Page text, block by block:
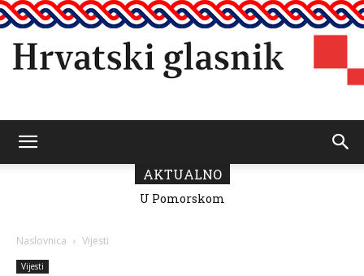
AKTUALNO
U Pomorskom
Naslovnica Vijesti
Vijesti